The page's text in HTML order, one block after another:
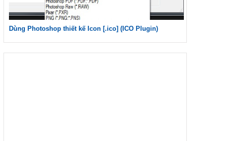
Dùng Photoshop thiết kế Icon [.ico] (ICO Plugin)